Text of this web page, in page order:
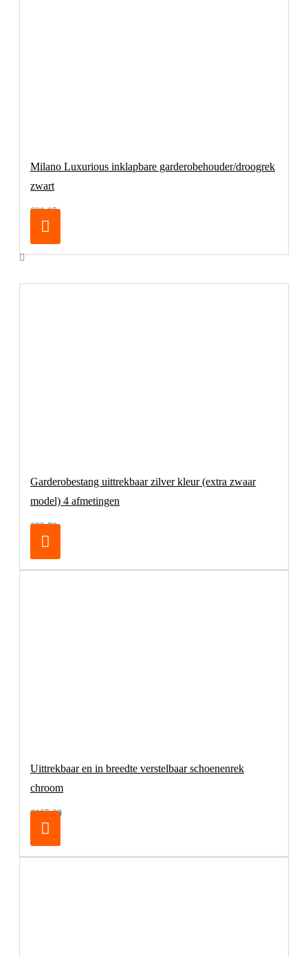
Milano Luxurious inklapbare garderobehouder/droogrek
zwart
€20,95
Garderobestang uittrekbaar zilver kleur (extra zwaar
model) 4 afmetingen
€32,70
Uittrekbaar en in breedte verstelbaar schoenenrek
chroom
€105,00